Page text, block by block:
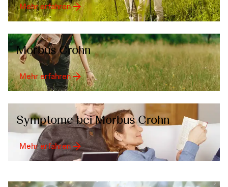
Mehr erfahren
Morbus Crohn
Mehr erfahren
Symptome bei Morbus Crohn
Mehr erfahren